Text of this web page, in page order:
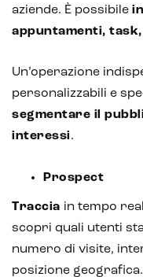
aziende. È possibile
appuntamenti,
Un’operazione
personalizzabili e
segmentare il
interessi.
Prospect
Traccia in tempo
scopri quali utenti
numero di visite,
posizione geografica.